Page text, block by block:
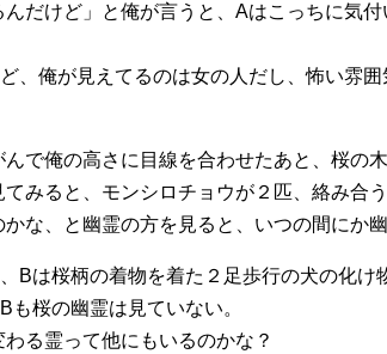
んだけど」と俺が言うと、Aはこっちに気
、俺が見えてるのは女の人だし、怖い雰
で俺の高さに目線を合わせたあと、桜の
みると、モンシロチョウが２匹、絡み合
な、と幽霊の方を見ると、いつの間にか
Bは桜柄の着物を着た２足歩行の犬の化け
も桜の幽霊は見ていない。
る霊って他にもいるのかな？